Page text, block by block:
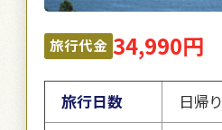
旅行代金 34,990円
旅行日数
日帰り